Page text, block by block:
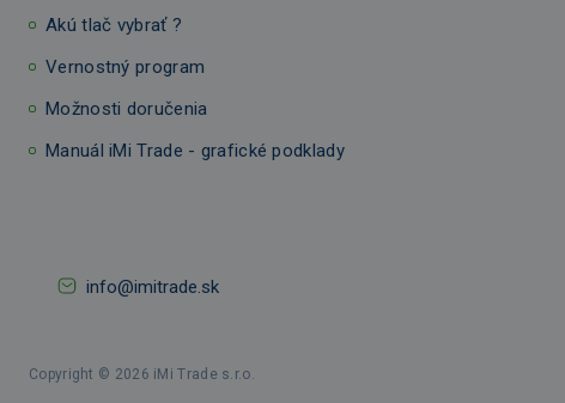
Akú tlač vybrať ?
Vernostný program
Možnosti doručenia
Manuál iMi Trade - grafické podklady
info@imitrade.sk
Copyright © 2026 iMi Trade s.r.o.